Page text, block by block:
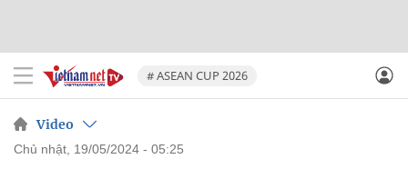
# ASEAN CUP 2026
Video
chủ nhật, 19/05/2024 - 05:25